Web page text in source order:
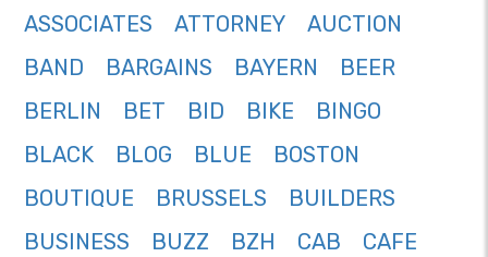
ASSOCIATES
ATTORNEY
AUCTION
BAND
BARGAINS BAYERN
BEER
BERLIN
BET BID BIKE
BINGO
BLACK
BLOG BLUE
BOSTON
BOUTIQUE
BRUSSELS
BUILDERS
BUSINESS
BUZZ BZH CAB
CAFE